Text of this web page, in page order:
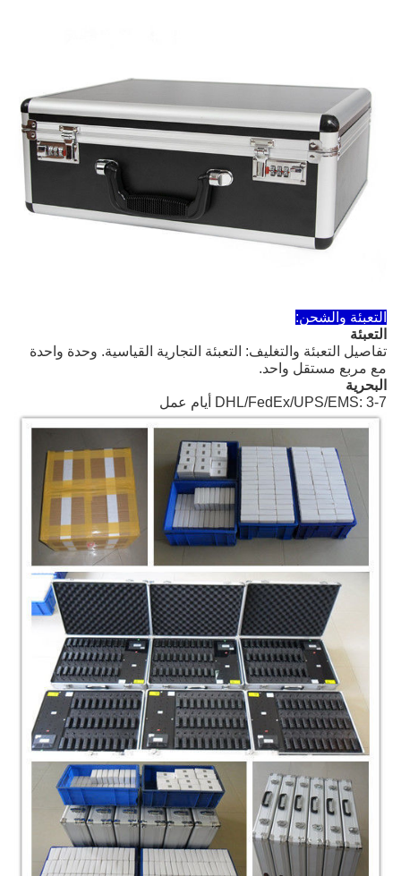
التعبئة والشحن:
التعبئة
تفاصيل التعبئة والتغليف: التعبئة التجارية القياسية. وحدة واحدة
مع مربع مستقل واحد.
البحرية
DHL/FedEx/UPS/EMS: 3-7 أيام عمل